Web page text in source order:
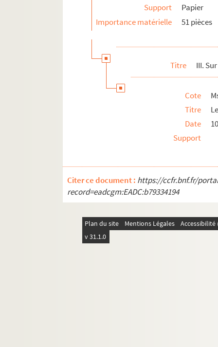
Ms 3233. Oeuvres poétiques, locutions
Ms 3235. Oeuvres d'Alfred Renoux :
Ms 3236. De la duchesse Anne à Elisa
Ms 3237. Repères sur la carte, 2 série
Ms 3238. Repères sur la carte, 2
Ms 3239. Repères sur la carte, 2 série
Ms 3240. Repères sur la carte, 2 série
Ms 3243. Emile Boissier. Oeuvres poétiques
Ms 3244. Dossier Dominique Caillé. Oeuvres
Ms 3245. Eugène Lambert. Théâtre
Ms 3247. Cartes de visite adressées à Georges
Ms 3248. Dossier Positivisme
Support
Papier
Importance matérielle
51 pièces
Titre III.
Cote
Titre
Date
Support
Citer ce document : https://ccfr.bnf.fr/
record=eadcgm:EADC:b79334194
Plan du site Mentions Légales
v 31.1.0